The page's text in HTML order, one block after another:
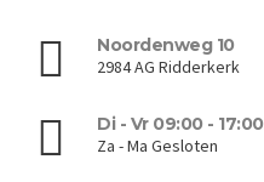
Noordenweg 10
2984 AG Ridderkerk
Di - Vr 09:00 - 17:00
Za - Ma Gesloten